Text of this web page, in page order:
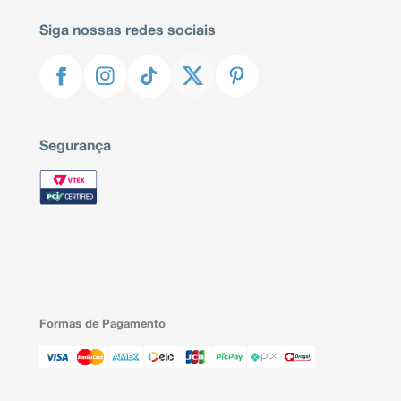
Siga nossas redes sociais
Segurança
Formas de Pagamento